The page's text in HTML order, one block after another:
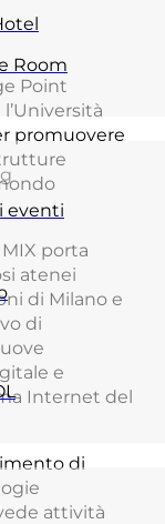
Room
eventi
Point
promuovere
porta
atenei
di Milano e
di
e
Internet del
di
attività